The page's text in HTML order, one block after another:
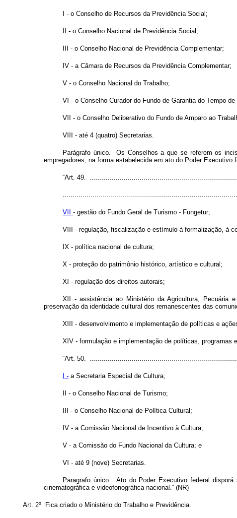
I - o Conselho de Recursos da Previdência Social;
II - o Conselho Nacional de Previdência Social;
III - o Conselho Nacional de Previdência Complementar;
IV - a Câmara de Recursos da Previdência Complementar;
V - o Conselho Nacional do Trabalho;
VI - o Conselho Curador do Fundo de Garantia do Tempo
VII - o Conselho Deliberativo do Fundo de Amparo ao
VIII - até 4 (quatro) Secretarias.
Parágrafo único. Os Conselhos a que se referem os
empregadores, na forma estabelecida em ato do Poder Executivo
“Art. 49.
VII - gestão do Fundo Geral de Turismo - Fungetur;
VIII - regulação, fiscalização e estímulo à formalização, à
IX - política nacional de cultura;
X - proteção do patrimônio histórico, artístico e cultural;
XI - regulação dos direitos autorais;
XII - assistência ao Ministério da Agricultura, Pecuária
preservação da identidade cultural dos remanescentes das
XIII - desenvolvimento e implementação de políticas e
XIV - formulação e implementação de políticas, programas
“Art. 50.
I -a Secretaria Especial de Cultura;
II - o Conselho Nacional de Turismo;
III - o Conselho Nacional de Política Cultural;
IV - a Comissão Nacional de Incentivo à Cultura;
V - a Comissão do Fundo Nacional da Cultura; e
VI - até 9 (nove) Secretarias.
Paragrafo único. Ato do Poder Executivo federal
cinematográfica e videofonográfica nacional.” (NR)
Art. 2º Fica criado o Ministério do Trabalho e Previdência.